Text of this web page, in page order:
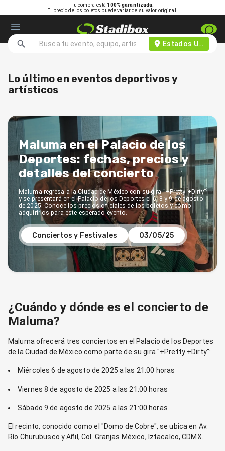
Tu compra está 100% garantizada.
El precio de los boletos puede variar de su valor original.
Estados Unidos
Lo último en eventos deportivos y
artísticos
Maluma en el Palacio de los
Deportes: fechas, precios y
detalles del concierto
Conciertos y Festivales 03/05/25
Maluma regresa a la Ciudad de México con su gira "+Pretty +Dirty"
y se presentará en el Palacio de los Deportes el 6, 8 y 9 de agosto
de 2025. Conoce los precios oficiales de los boletos y cómo
adquirirlos para este esperado evento.
¿Cuándo y dónde es el concierto de
Maluma?
Maluma ofrecerá tres conciertos en el Palacio de los Deportes
de la Ciudad de México como parte de su gira "+Pretty +Dirty":
Miércoles 6 de agosto de 2025 a las 21:00 horas
Viernes 8 de agosto de 2025 a las 21:00 horas
Sábado 9 de agosto de 2025 a las 21:00 horas
El recinto, conocido como el "Domo de Cobre", se ubica en Av.
Río Churubusco y Añil, Col. Granjas México, Iztacalco, CDMX.